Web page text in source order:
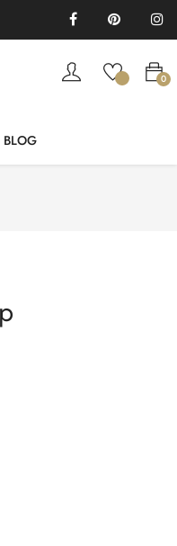
FacebookPinterest
0
BLOG